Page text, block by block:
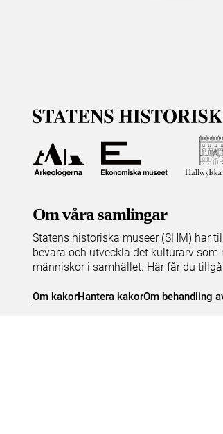
Om våra samlingar
Statens historiska museer (SHM) har
bevara och utveckla det kulturarv
människor i samhället. Här får du
Om kakorHantera kakorOm behandling